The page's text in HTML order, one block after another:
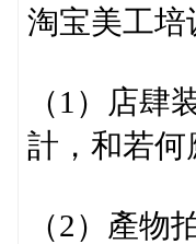
淘宝美工培
（1）店肆
計，和若何
（2）產物